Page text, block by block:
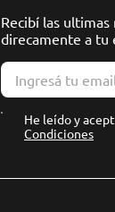
Recibí las
direcamente a tu
He leído y
Condiciones